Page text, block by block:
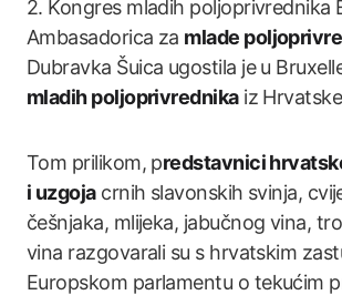
2. Kongres mladih poljoprivrednika
Ambasadorica za mlade
Dubravka Šuica ugostila je u
mladih poljoprivrednikaiz
Tom prilikom, predstavnici
i uzgojacrnih slavonskih svinja,
češnjaka, mlijeka, jabučnog vina,
vina razgovarali su s hrvatskim
Europskom parlamentu o tekućim